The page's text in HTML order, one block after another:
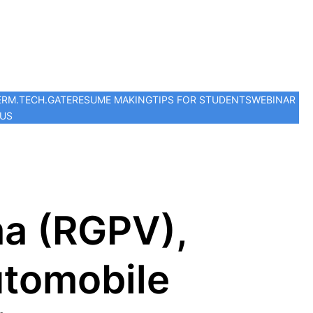
M.TECH.GATERESUME MAKINGTIPS FOR STUDENTSWEBINAR
(RGPV),